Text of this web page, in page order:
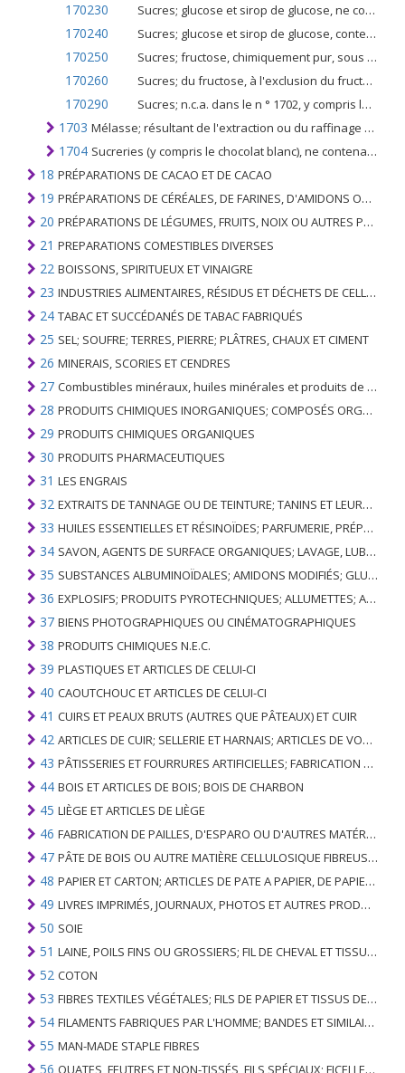
170230 Sucres; glucose et sirop de glucose, ne contenant pas de fructose ou contenant à l'état sec moins de 20% en poids de fructose, le sirop ne contenant pas d'arôme ou de colorant ajouté
170240 Sucres; glucose et sirop de glucose, contenant à l'état sec au moins 20% mais moins de 50% en poids de fructose, à l'exclusion du sucre inverti, le sirop ne contenant pas d'arômes ou de colorants ajoutés
170250 Sucres; fructose, chimiquement pur, sous forme solide
170260 Sucres; du fructose, à l'exclusion du fructose chimiquement pur, et du sirop de fructose (contenant à l'état sec plus de 50% en poids de fructose), à ​​l'exclusion du sucre inverti
170290 Sucres; n.c.a. dans le n ° 1702, y compris le sucre inverti et d'autres mélanges de sucre et de sirop de sucre contenant, à l'état sec, 50% en poids de fructose
1703 Mélasse; résultant de l'extraction ou du raffinage du sucre
1704 Sucreries (y compris le chocolat blanc), ne contenant pas de cacao
18 PRÉPARATIONS DE CACAO ET DE CACAO
19 PRÉPARATIONS DE CÉRÉALES, DE FARINES, D'AMIDONS OU DE LAIT; PRODUITS DE PATISSERIE
20 PRÉPARATIONS DE LÉGUMES, FRUITS, NOIX OU AUTRES PARTIES DE PLANTES
21 PREPARATIONS COMESTIBLES DIVERSES
22 BOISSONS, SPIRITUEUX ET VINAIGRE
23 INDUSTRIES ALIMENTAIRES, RÉSIDUS ET DÉCHETS DE CELLES-CI; FOURRAGE ANIMAL PRÉPARÉ
24 TABAC ET SUCCÉDANÉS DE TABAC FABRIQUÉS
25 SEL; SOUFRE; TERRES, PIERRE; PLÂTRES, CHAUX ET CIMENT
26 MINERAIS, SCORIES ET CENDRES
27 Combustibles minéraux, huiles minérales et produits de leur distillation; SUBSTANCES BITUMINEUSES; CIRES MINÉRALES
28 PRODUITS CHIMIQUES INORGANIQUES; COMPOSÉS ORGANIQUES ET INORGANIQUES DE MÉTAUX PRÉCIEUX; DE MÉTAUX DES TERRES RARES, D'ÉLÉMENTS RADIOACTIFS ET D'ISOTOPES
29 PRODUITS CHIMIQUES ORGANIQUES
30 PRODUITS PHARMACEUTIQUES
31 LES ENGRAIS
32 EXTRAITS DE TANNAGE OU DE TEINTURE; TANINS ET LEURS DERIVES; COLORANTS, PIGMENTS ET AUTRES MATIERES COLORANTES; PEINTURES, VERNIS; MASTIC, AUTRES MASTIQUES; ENCRES
33 HUILES ESSENTIELLES ET RÉSINOÏDES; PARFUMERIE, PRÉPARATIONS COSMÉTIQUES OU DE TOILETTE
34 SAVON, AGENTS DE SURFACE ORGANIQUES; LAVAGE, LUBRIFICATION, POLISSAGE OU PRÉPARATION À L'ÉPURATION; CIRES ARTIFICIELLES OU PRÉPARÉES, BOUGIES ET ARTICLES SIMILAIRES, PÂTES À MODÉLISER, CIRES DENTAIRES ET PRÉPARATIONS DENTAIRES À BASE DE PLÂTRE
35 SUBSTANCES ALBUMINOÏDALES; AMIDONS MODIFIÉS; GLUES; ENZYMES
36 EXPLOSIFS; PRODUITS PYROTECHNIQUES; ALLUMETTES; ALLIAGES PYROPHORIQUES; CERTAINES PRÉPARATIONS COMBUSTIBLES
37 BIENS PHOTOGRAPHIQUES OU CINÉMATOGRAPHIQUES
38 PRODUITS CHIMIQUES N.E.C.
39 PLASTIQUES ET ARTICLES DE CELUI-CI
40 CAOUTCHOUC ET ARTICLES DE CELUI-CI
41 CUIRS ET PEAUX BRUTS (AUTRES QUE PÂTEAUX) ET CUIR
42 ARTICLES DE CUIR; SELLERIE ET ​​HARNAIS; ARTICLES DE VOYAGE, SACS À MAIN ET RÉCIPIENTS ANALOGUES; ARTICLES DE GUT ANIMAL (AUTRE QUE GUT DE SOIE-VERT)
43 PÂTISSERIES ET FOURRURES ARTIFICIELLES; FABRICATION DE CELLES-CI
44 BOIS ET ARTICLES DE BOIS; BOIS DE CHARBON
45 LIÈGE ET ARTICLES DE LIÈGE
46 FABRICATION DE PAILLES, D'ESPARO OU D'AUTRES MATÉRIAUX DE COULÉE; BASKETWARE ET WICKERWORK
47 PÂTE DE BOIS OU AUTRE MATIÈRE CELLULOSIQUE FIBREUSE; PAPIER OU CARTON RÉCUPÉRÉ (DÉCHETS ET DÉCHETS)
48 PAPIER ET CARTON; ARTICLES DE PATE A PAPIER, DE PAPIER OU DE CARTON
49 LIVRES IMPRIMÉS, JOURNAUX, PHOTOS ET AUTRES PRODUITS DE L'INDUSTRIE DE L'IMPRIMERIE; MANUSCRITS, TYPESCRIPTS ET PLANS
50 SOIE
51 LAINE, POILS FINS OU GROSSIERS; FIL DE CHEVAL ET TISSU TISSÉ
52 COTON
53 FIBRES TEXTILES VÉGÉTALES; FILS DE PAPIER ET TISSUS DE FILS DE PAPIER
54 FILAMENTS FABRIQUES PAR L'HOMME; BANDES ET SIMILAIRES DE MATIERES TEXTILES SYNTHETIQUES
55 MAN-MADE STAPLE FIBRES
56 OUATES, FEUTRES ET NON-TISSÉS, FILS SPÉCIAUX; FICELLES, CORDES, CORDES, CÂBLES ET ARTICLES ASSOCIÉS